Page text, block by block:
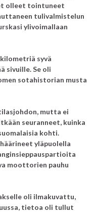
olleet tointuneet
tulivalmistelun
ylivoimallaan
syvä
sivuille. Se oli
sotahistorian musta
mutta ei
seuranneet, kuinka
kohti.
yläpuolella
moottorien pauhu
oli ilmakuvattu,
tietoa oli tullut